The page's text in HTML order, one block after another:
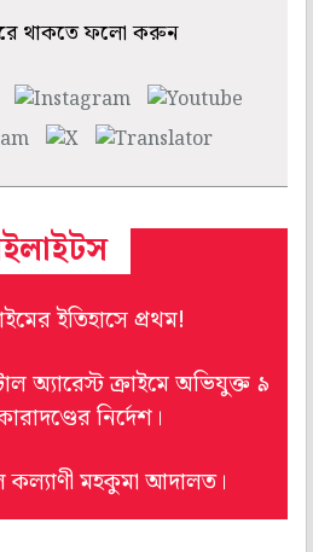
থাকতে ফলো করুন
ইতিহাসে প্রথম!
অ্যারেস্ট ক্রাইমে অভিযুক্ত ৯
নির্দেশ।
মহকুমা আদালত।